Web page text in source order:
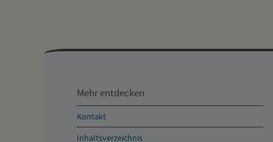
entdecken,
Öffnungszeiten
und
Mehr entdecken
Kontakt
Inhaltsverzeichnis